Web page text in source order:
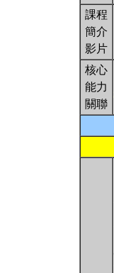
課程
簡介
影片
核心
能力
關聯